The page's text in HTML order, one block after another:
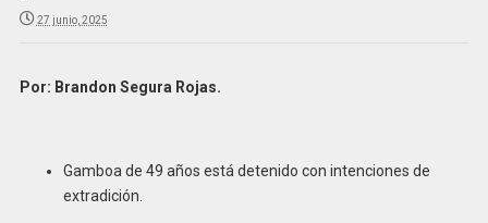
27 junio, 2025
Por: Brandon Segura Rojas.
Gamboa de 49 años está detenido con intenciones de
extradición.